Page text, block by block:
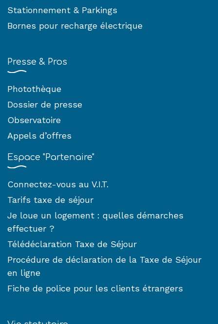
Stationnement & Parkings
Bornes pour recharge électrique
Presse & Pros
Photothèque
Dossier de presse
Observatoire
Appels d’offres
Espace "Partenaire"
Connectez-vous au V.I.T.
Tarifs taxe de séjour
Je loue un logement : quelles démarches
effectuer ?
Télédéclaration Taxe de Séjour
Procédure de déclaration de la Taxe de Séjour
en ligne
Fiche de police pour les clients étrangers